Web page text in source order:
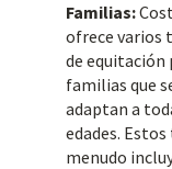
Familias:
ofrece varios
de equitación
familias que
adaptan a
edades.
menudo